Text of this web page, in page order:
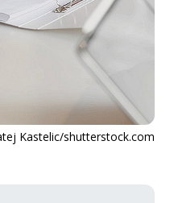
Kastelic/shutterstock.com